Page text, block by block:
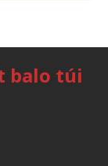
balo túi